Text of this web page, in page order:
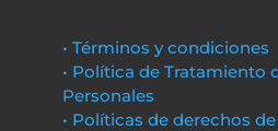
• Términos y condiciones
• Política de Tratamiento
Personales
• Políticas de derechos